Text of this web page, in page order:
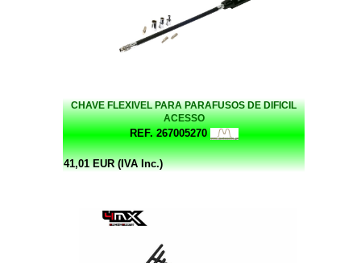
CHAVE FLEXIVEL PARA PARAFUSOS DE DIFICIL
ACESSO
REF. 267005270
41,01 EUR (IVA Inc.)